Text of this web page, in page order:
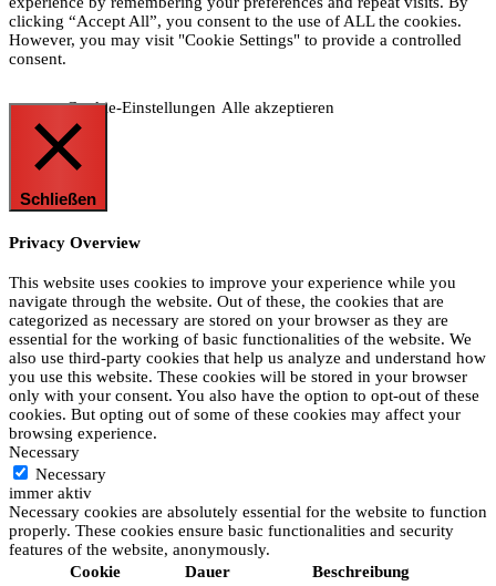
clicking “Accept All”, you consent to the use of ALL the cookies.
However, you may visit "Cookie Settings" to provide a controlled
consent.
Cookie-Einstellungen Alle akzeptieren
Schließen
Privacy Overview
This website uses cookies to improve your experience while you
navigate through the website. Out of these, the cookies that are
categorized as necessary are stored on your browser as they are
essential for the working of basic functionalities of the website. We
also use third-party cookies that help us analyze and understand how
you use this website. These cookies will be stored in your browser
only with your consent. You also have the option to opt-out of these
cookies. But opting out of some of these cookies may affect your
browsing experience.
Necessary
Necessary
immer aktiv
Necessary cookies are absolutely essential for the website to function
properly. These cookies ensure basic functionalities and security
features of the website, anonymously.
Cookie
Dauer Beschreibung